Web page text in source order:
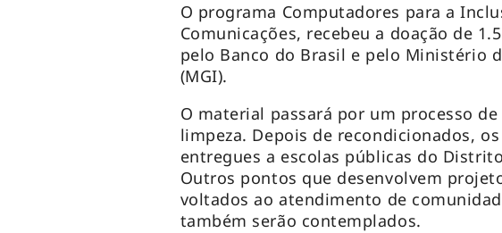
O programa Computadores para a
Comunicações, recebeu a doação de
pelo Banco do Brasil e pelo Ministério
(MGI).
O material passará por um processo
limpeza. Depois de recondicionados,
entregues a escolas públicas do
Outros pontos que desenvolvem
voltados ao atendimento de
também serão contemplados.